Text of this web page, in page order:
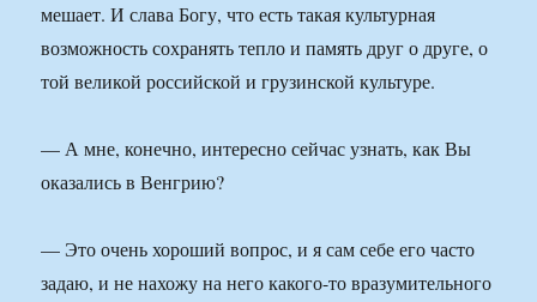
мешает. И слава Богу, что есть такая культурная
возможность сохранять тепло и память друг о друге, о
той великой российской и грузинской культуре.
— А мне, конечно, интересно сейчас узнать, как Вы
оказались в Венгрию?
— Это очень хороший вопрос, и я сам себе его часто
задаю, и не нахожу на него какого-то вразумительного